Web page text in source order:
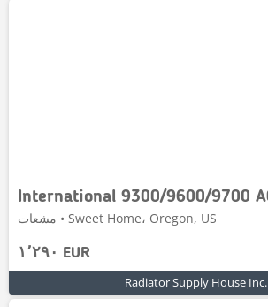
مشعات • Sweet Home، Oregon, US
١٬٢٩٠ EUR
Radiator Supply House Inc.